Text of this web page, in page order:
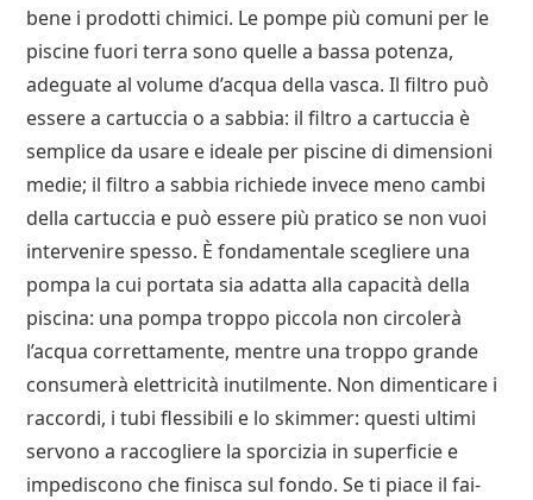
bene i prodotti chimici. Le pompe più comuni per le
piscine fuori terra sono quelle a bassa potenza,
adeguate al volume d’acqua della vasca. Il filtro può
essere a cartuccia o a sabbia: il filtro a cartuccia è
semplice da usare e ideale per piscine di dimensioni
medie; il filtro a sabbia richiede invece meno cambi
della cartuccia e può essere più pratico se non vuoi
intervenire spesso. È fondamentale scegliere una
pompa la cui portata sia adatta alla capacità della
piscina: una pompa troppo piccola non circolerà
l’acqua correttamente, mentre una troppo grande
consumerà elettricità inutilmente. Non dimenticare i
raccordi, i tubi flessibili e lo skimmer: questi ultimi
servono a raccogliere la sporcizia in superficie e
impediscono che finisca sul fondo. Se ti piace il fai-